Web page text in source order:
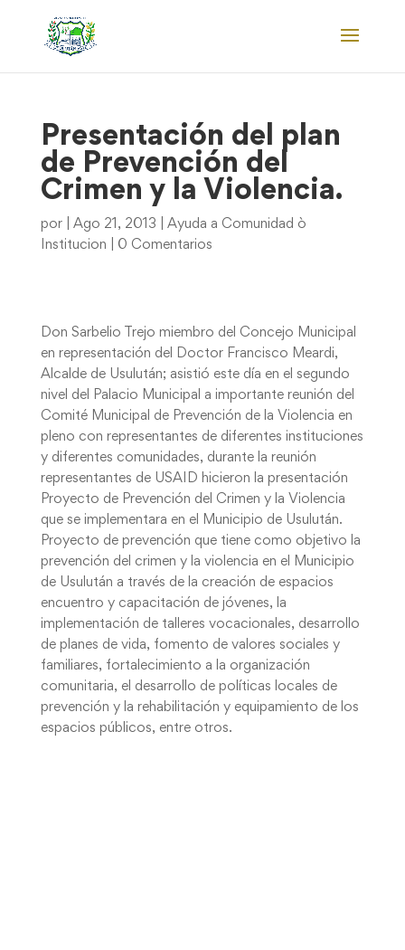
Presentación del plan
de Prevención del
Crimen y la Violencia.
por Ago 21, 2013
Ayuda a Comunidad ò
Institucion
0 Comentarios
Don Sarbelio Trejo miembro del Concejo Municipal
en representación del Doctor Francisco Meardi,
Alcalde de Usulután; asistió este día en el segundo
nivel del Palacio Municipal a importante reunión del
Comité Municipal de Prevención de la Violencia en
pleno con representantes de diferentes instituciones
y diferentes comunidades, durante la reunión
representantes de USAID hicieron la presentación
Proyecto de Prevención del Crimen y la Violencia
que se implementara en el Municipio de Usulután.
Proyecto de prevención que tiene como objetivo la
prevención del crimen y la violencia en el Municipio
de Usulután a través de la creación de espacios
encuentro y capacitación de jóvenes, la
implementación de talleres vocacionales, desarrollo
de planes de vida, fomento de valores sociales y
familiares, fortalecimiento a la organización
comunitaria, el desarrollo de políticas locales de
prevención y la rehabilitación y equipamiento de los
espacios públicos, entre otros.